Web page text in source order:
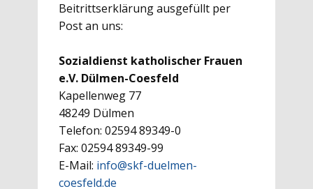
Beitrittserklärung ausgefüllt per
Post an uns:
Sozialdienst katholischer Frauen
e.V. Dülmen-Coesfeld
Kapellenweg 77
48249 Dülmen
Telefon: 02594 89349-0
Fax: 02594 89349-99
E-Mail: info@skf-duelmen-
coesfeld.de